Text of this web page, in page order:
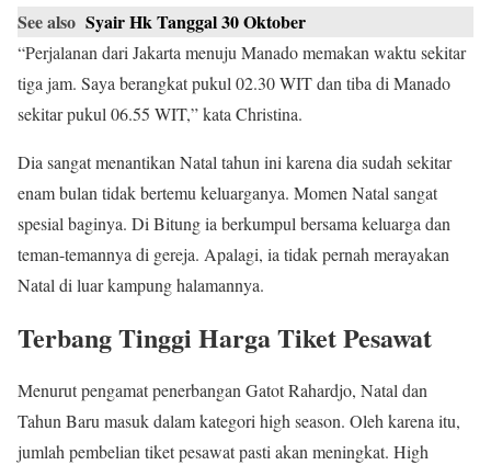
See also Syair Hk Tanggal 30 Oktober
“Perjalanan dari Jakarta menuju Manado memakan waktu sekitar
tiga jam. Saya berangkat pukul 02.30 WIT dan tiba di Manado
sekitar pukul 06.55 WIT,” kata Christina.
Dia sangat menantikan Natal tahun ini karena dia sudah sekitar
enam bulan tidak bertemu keluarganya. Momen Natal sangat
spesial baginya. Di Bitung ia berkumpul bersama keluarga dan
teman-temannya di gereja. Apalagi, ia tidak pernah merayakan
Natal di luar kampung halamannya.
Terbang Tinggi Harga Tiket Pesawat
Menurut pengamat penerbangan Gatot Rahardjo, Natal dan
Tahun Baru masuk dalam kategori high season. Oleh karena itu,
jumlah pembelian tiket pesawat pasti akan meningkat. High